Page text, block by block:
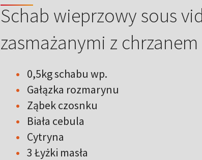
Schab wieprzowy sous
zasmażanymi z chrzanem
0,5kg schabu wp.
Gałązka rozmarynu
Ząbek czosnku
Biała cebula
Cytryna
3 Łyżki masła